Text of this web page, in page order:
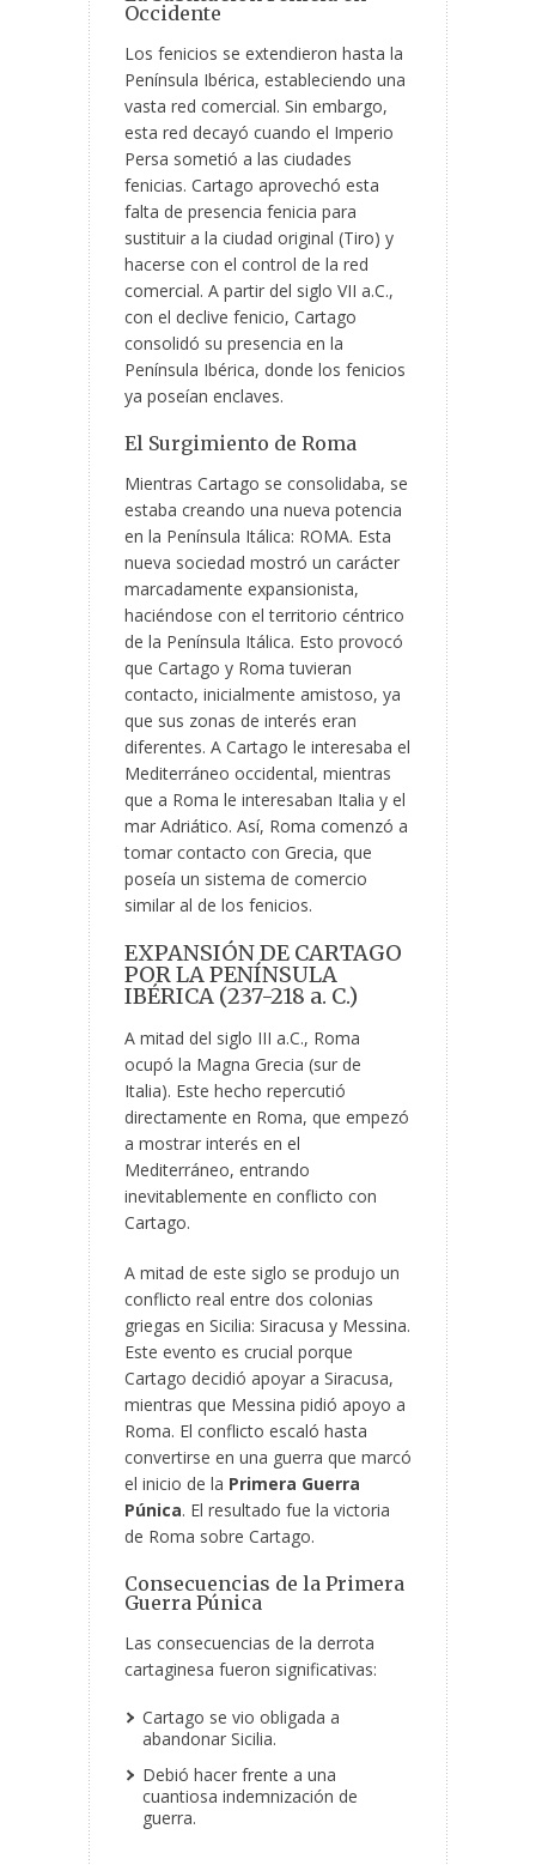
Occidente
Los fenicios se extendieron hasta la
Península Ibérica, estableciendo una
vasta red comercial. Sin embargo,
esta red decayó cuando el Imperio
Persa sometió a las ciudades
fenicias. Cartago aprovechó esta
falta de presencia fenicia para
sustituir a la ciudad original (Tiro) y
hacerse con el control de la red
comercial. A partir del siglo VII a.C.,
con el declive fenicio, Cartago
consolidó su presencia en la
Península Ibérica, donde los fenicios
ya poseían enclaves.
El Surgimiento de Roma
Mientras Cartago se consolidaba, se
estaba creando una nueva potencia
en la Península Itálica: ROMA. Esta
nueva sociedad mostró un carácter
marcadamente expansionista,
haciéndose con el territorio céntrico
de la Península Itálica. Esto provocó
que Cartago y Roma tuvieran
contacto, inicialmente amistoso, ya
que sus zonas de interés eran
diferentes. A Cartago le interesaba el
Mediterráneo occidental, mientras
que a Roma le interesaban Italia y el
mar Adriático. Así, Roma comenzó a
tomar contacto con Grecia, que
poseía un sistema de comercio
similar al de los fenicios.
EXPANSIÓN DE CARTAGO
POR LA PENÍNSULA
IBÉRICA (237-218 a. C.)
A mitad del siglo III a.C., Roma
ocupó la Magna Grecia (sur de
Italia). Este hecho repercutió
directamente en Roma, que empezó
a mostrar interés en el
Mediterráneo, entrando
inevitablemente en conflicto con
Cartago.
A mitad de este siglo se produjo un
conflicto real entre dos colonias
griegas en Sicilia: Siracusa y Messina.
Este evento es crucial porque
Cartago decidió apoyar a Siracusa,
mientras que Messina pidió apoyo a
Roma. El conflicto escaló hasta
convertirse en una guerra que marcó
el inicio de la Primera Guerra
Púnica. El resultado fue la victoria
de Roma sobre Cartago.
Consecuencias de la Primera
Guerra Púnica
Las consecuencias de la derrota
cartaginesa fueron significativas:
Cartago se vio obligada a
abandonar Sicilia.
Debió hacer frente a una
cuantiosa indemnización de
guerra.